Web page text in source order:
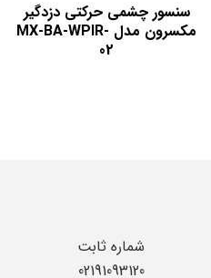
سنسور چشمی حرکتی دزدگیر
مکسرون مدل MX-BA-WPIR-
02
شماره ثابت
02191093120